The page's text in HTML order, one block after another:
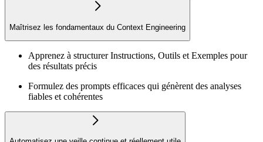
Maîtrisez les fondamentaux du Context Engineering
Apprenez à structurer Instructions, Outils et Exemples pour
des résultats précis
Formulez des prompts efficaces qui génèrent des analyses
fiables et cohérentes